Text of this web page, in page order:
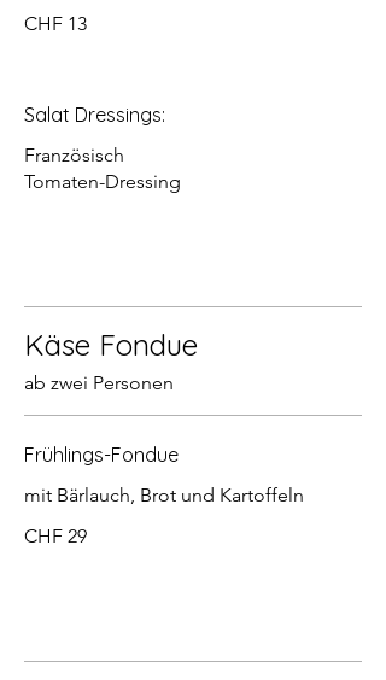
CHF 13
Salat Dressings:
Französisch
Tomaten-Dressing
Käse Fondue
ab zwei Personen
Frühlings-Fondue
mit Bärlauch, Brot und Kartoffeln
CHF 29